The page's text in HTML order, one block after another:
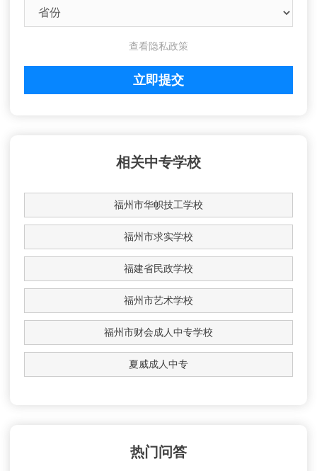
查看隐私政策
相关中专学校
福州市华帜技工学校
福州市求实学校
福建省民政学校
福州市艺术学校
福州市财会成人中专学校
夏威成人中专
热门问答